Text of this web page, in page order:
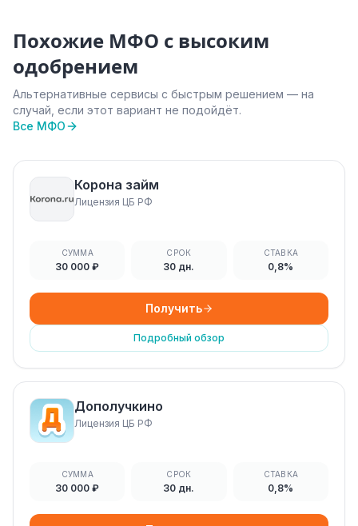
Похожие МФО с высоким
одобрением
Альтернативные сервисы с быстрым решением — на
случай, если этот вариант не подойдёт.
Все МФО
Корона займ
Лицензия ЦБ РФ
СУММА
30 000 ₽
СРОК
30 дн.
СТАВКА
0,8%
Получить
Подробный обзор
Дополучкино
Лицензия ЦБ РФ
СУММА
30 000 ₽
СРОК
30 дн.
СТАВКА
0,8%